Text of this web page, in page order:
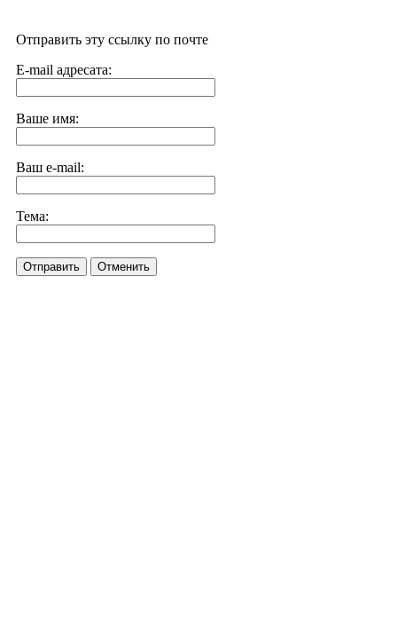
Отправить эту ссылку по почте
E-mail адресата:
Ваше имя:
Ваш e-mail:
Тема:
Отправить Отменить